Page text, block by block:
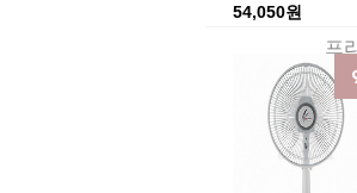
컨디셔너 미니 조
브와 휴대용 공간
른 에어컨 팬 사
54,050원
프